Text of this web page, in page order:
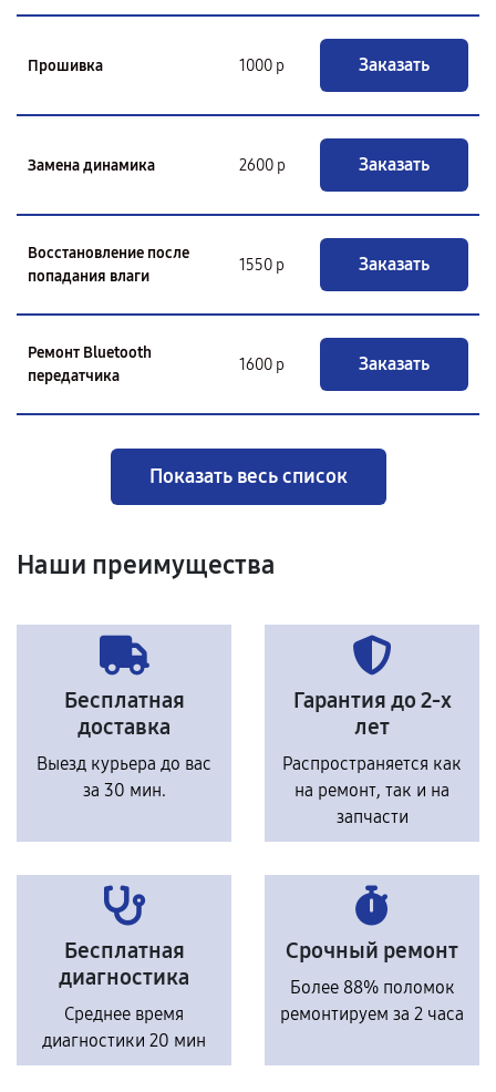
Прошивка 1000 р Заказать
Замена динамика 2600 р Заказать
Восстановление после
попадания влаги
1550 р Заказать
Ремонт Bluetooth
передатчика
1600 р Заказать
Показать весь список
Наши преимущества
Бесплатная
доставка
Выезд курьера до вас
за 30 мин.
Гарантия до 2-х
лет
Распространяется как
на ремонт, так и на
запчасти
Бесплатная
диагностика
Среднее время
диагностики 20 мин
Срочный ремонт
Более 88% поломок
ремонтируем за 2 часа